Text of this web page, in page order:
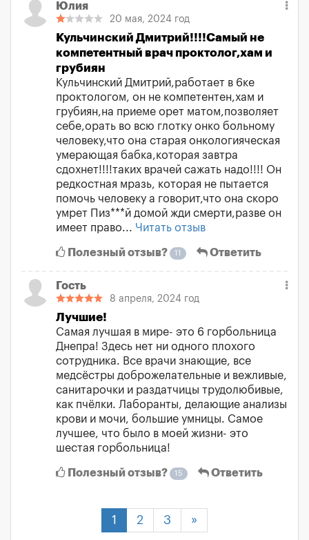
Юлия
20 мая, 2024 год
Кульчинский Дмитрий!!!!Самый не
компетентный врач проктолог,хам и
грубиян
Кульчинский Дмитрий,работает в 6ке
проктологом, он не компетентен,хам и
грубиян,на приеме орет матом,позволяет
себе,орать во всю глотку онко больному
человеку,что она старая онкологияческая
умерающая бабка,которая завтра
сдохнет!!!!таких врачей сажать надо!!!! Он
редкостная мразь, которая не пытается
помочь человеку а говорит,что она скоро
умрет Пиз***й домой жди смерти,разве он
имеет право... Читать отзыв
Полезный отзыв? 11 Ответить
Гость
8 апреля, 2024 год
Лучшие!
Самая лучшая в мире- это 6 горбольница
Днепра! Здесь нет ни одного плохого
сотрудника. Все врачи знающие, все
медсёстры доброжелательные и вежливые,
санитарочки и раздатчицы трудолюбивые,
как пчёлки. Лаборанты, делающие анализы
крови и мочи, большие умницы. Самое
лучшее, что было в моей жизни- это
шестая горбольница!
Полезный отзыв? 15 Ответить
1 2 3 »